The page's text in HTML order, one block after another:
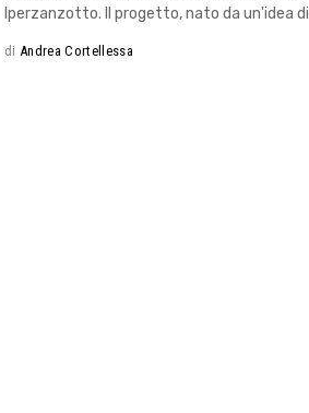
Iperzanzotto. Il progetto, nato da un'idea
di Andrea Cortellessa